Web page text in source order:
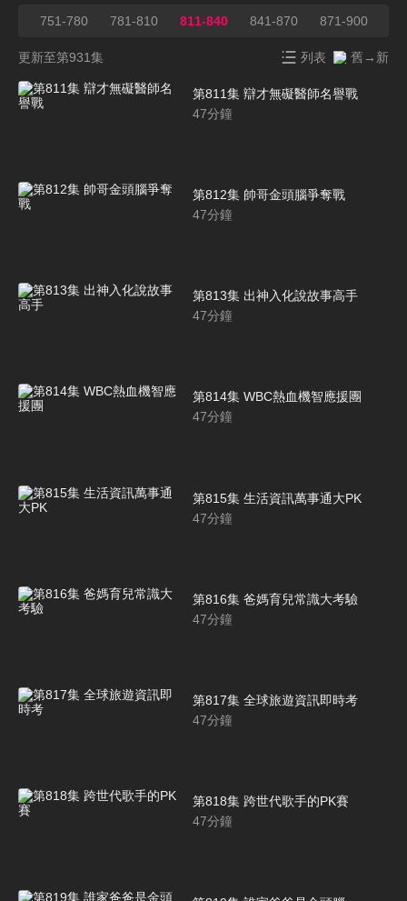
751-780 781-810 811-840 841-870 871-900
更新至第931集 列表 舊→新
第811集 辯才無礙醫師名譽戰
47分鐘
第812集 帥哥金頭腦爭奪戰
47分鐘
第813集 出神入化說故事高手
47分鐘
第814集 WBC熱血機智應援團
47分鐘
第815集 生活資訊萬事通大PK
47分鐘
第816集 爸媽育兒常識大考驗
47分鐘
第817集 全球旅遊資訊即時考
47分鐘
第818集 跨世代歌手的PK賽
47分鐘